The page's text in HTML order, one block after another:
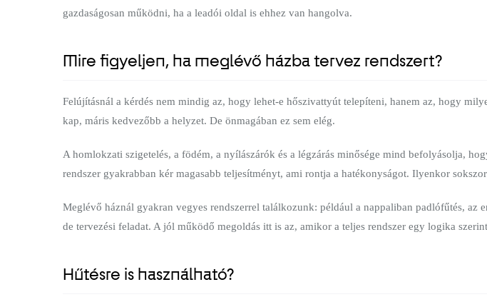
gazdaságosan működni, ha a leadói oldal is ehhez van hangolva.
Mire figyeljen, ha meglévő házba tervez rendszert?
Felújításnál a kérdés nem mindig az, hogy lehet-e hőszivattyút telepíteni, hanem az, hogy
kap, máris kedvezőbb a helyzet. De önmagában ez sem elég.
A homlokzati szigetelés, a födém, a nyílászárók és a légzárás minősége mind befolyásolja,
rendszer gyakrabban kér magasabb teljesítményt, ami rontja a hatékonyságot. Ilyenkor
Meglévő háznál gyakran vegyes rendszerrel találkozunk: például a nappaliban padlófűtés, az
de tervezési feladat. A jól működő megoldás itt is az, amikor a teljes rendszer egy logika
Hűtésre is használható?